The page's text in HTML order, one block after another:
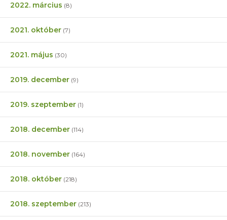
2022. március (8)
2021. október (7)
2021. május (30)
2019. december (9)
2019. szeptember (1)
2018. december (114)
2018. november (164)
2018. október (218)
2018. szeptember (213)